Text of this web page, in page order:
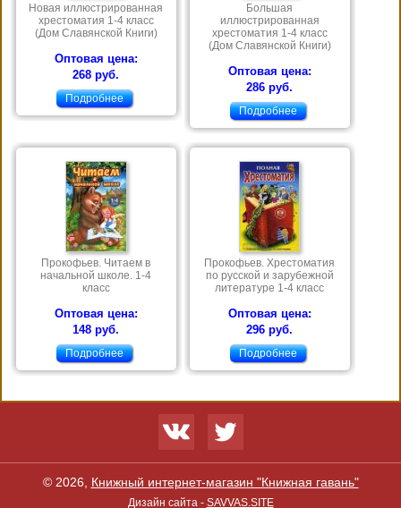
Новая иллюстрированная
хрестоматия 1-4 класс
(Дом Славянской Книги)
Оптовая цена:
268 руб.
Подробнее
Большая
иллюстрированная
хрестоматия 1-4 класс
(Дом Славянской Книги)
Оптовая цена:
286 руб.
Подробнее
Прокофьев. Читаем в
начальной школе. 1-4
класс
Оптовая цена:
148 руб.
Подробнее
Прокофьев. Хрестоматия
по русской и зарубежной
литературе 1-4 класс
Оптовая цена:
296 руб.
Подробнее
© 2026, Книжный интернет-магазин "Книжная гавань"
Дизайн сайта - SAVVAS.SITE